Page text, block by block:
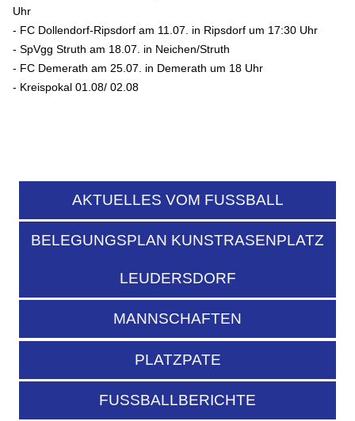
Uhr
- FC Dollendorf-Ripsdorf am 11.07. in Ripsdorf um 17:30 Uhr
- SpVgg Struth am 18.07. in Neichen/Struth
- FC Demerath am 25.07. in Demerath um 18 Uhr
- Kreispokal 01.08/ 02.08
AKTUELLES VOM FUSSBALL
BELEGUNGSPLAN KUNSTRASENPLATZ
LEUDERSDORF
MANNSCHAFTEN
PLATZPATE
FUSSBALLBERICHTE